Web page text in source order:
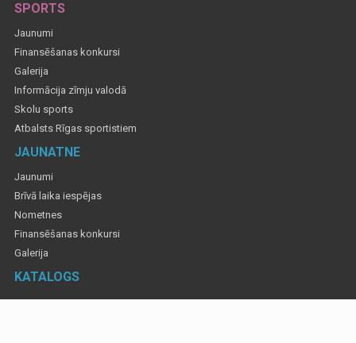
SPORTS
Jaunumi
Finansēšanas konkursi
Galerija
Informācija zīmju valodā
Skolu sports
Atbalsts Rīgas sportistiem
JAUNATNE
Jaunumi
Brīvā laika iespējas
Nometnes
Finansēšanas konkursi
Galerija
KATALOGS